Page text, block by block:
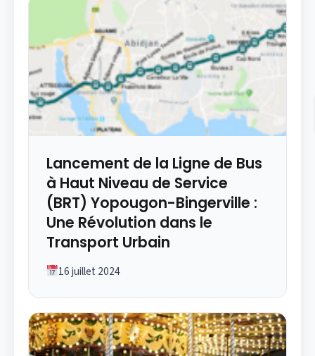
Lancement de la Ligne de Bus
à Haut Niveau de Service
(BRT) Yopougon-Bingerville :
Une Révolution dans le
Transport Urbain
16 juillet 2024